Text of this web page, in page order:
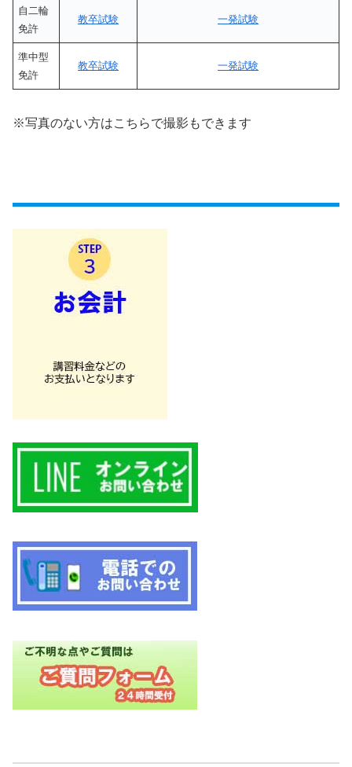
自二輪
免許
教卒試験 一発試験
準中型
免許
教卒試験 一発試験
※写真のない方はこちらで撮影もできます